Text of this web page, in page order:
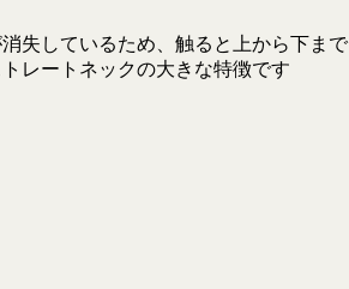
失しているため、触ると上から下まで
レートネックの大きな特徴です